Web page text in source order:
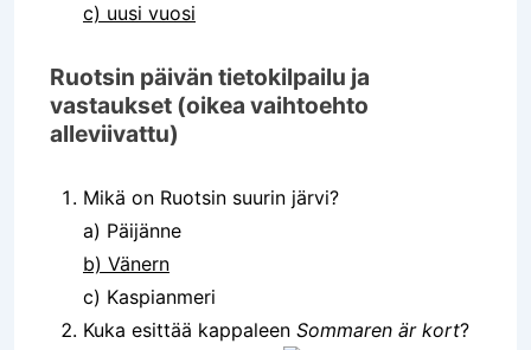
c) uusi vuosi
Ruotsin päivän tietokilpailu ja
vastaukset (oikea vaihtoehto
alleviivattu)
Mikä on Ruotsin suurin järvi?
a) Päijänne
b) Vänern
c) Kaspianmeri
Kuka esittää kappaleen Sommaren är kort?